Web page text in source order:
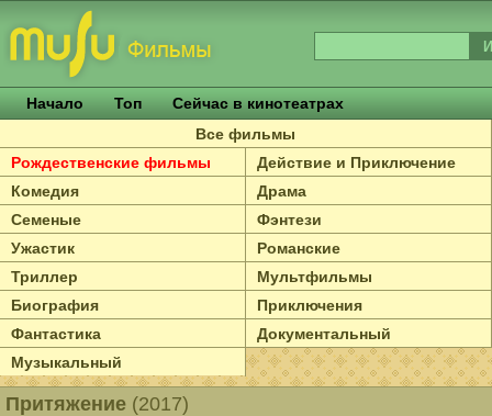
Начало Топ
Сейчас в кинотеатрах
Все фильмы
Рождественские фильмы
Действие и Приключение
Комедия
Драма
Семеные
Фэнтези
Ужастик
Романские
Триллер
Мультфильмы
Биография
Приключения
Фантастика
Документальный
Музыкальный
Притяжение (2017)